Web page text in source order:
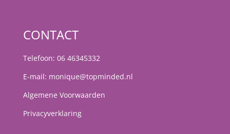
CONTACT
Telefoon: 06 46345332
E-mail: monique@topminded.nl
Algemene Voorwaarden
Privacyverklaring